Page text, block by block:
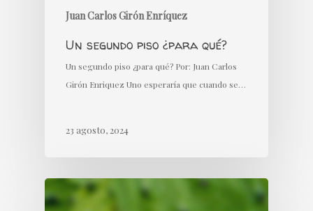
Juan Carlos Girón Enríquez
Un segundo piso ¿para qué?
Un segundo piso ¿para qué? Por: Juan Carlos
Girón Enriquez Uno esperaría que cuando se…
23 agosto, 2024